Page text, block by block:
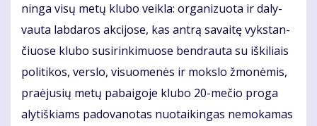
nin­ga vi­sų me­tų klu­bo veik­la: or­ga­ni­zuo­ta ir da­ly­
vau­ta lab­da­ros ak­ci­jo­se, kas an­trą sa­vai­tę vyks­tan­
čiuo­se klu­bo su­si­rin­ki­muo­se ben­drau­ta su iš­ki­liais
po­li­ti­kos, ver­slo, vi­suo­me­nės ir moks­lo žmo­nė­mis,
pra­ėju­sių me­tų pa­bai­go­je klu­bo 20-me­čio pro­ga
aly­tiš­kiams pa­do­va­no­tas nuo­tai­kin­gas ne­mo­ka­mas